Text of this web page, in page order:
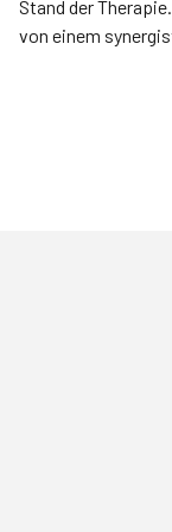
Stand der
von einem